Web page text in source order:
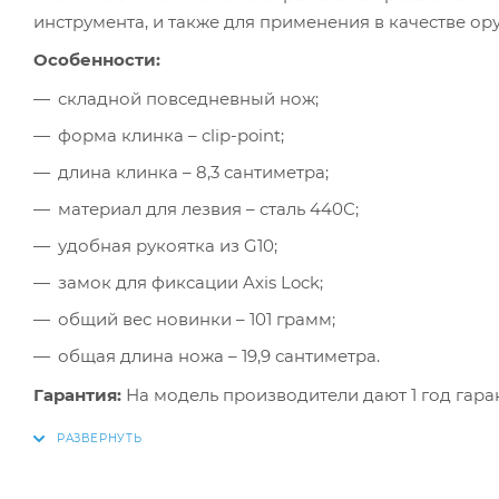
инструмента, и также для применения в качестве
Особенности:
складной повседневный нож;
форма клинка – clip-point;
длина клинка – 8,3 сантиметра;
материал для лезвия – сталь 440С;
удобная рукоятка из G10;
замок для фиксации Axis Lock;
общий вес новинки – 101 грамм;
общая длина ножа – 19,9 сантиметра.
Гарантия: На модель производители дают 1 год